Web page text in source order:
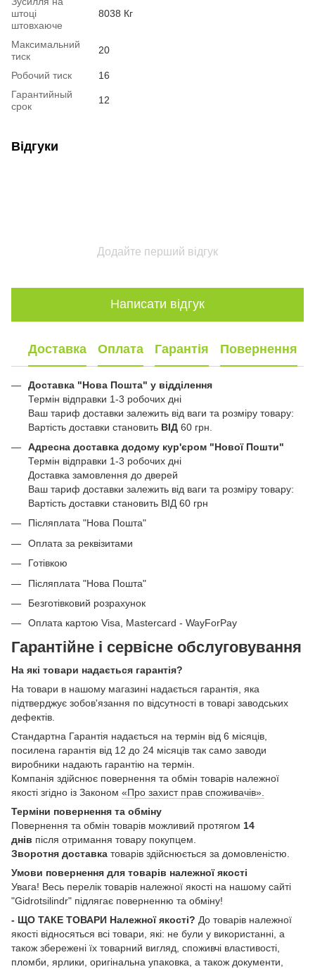
штоці
штовхаюче
8038 Кг
Максимальний
тиск
20
Робочий тиск
16
Гарантийный
срок
12
Відгуки
Додайте перший відгук
Написати відгук
Доставка Оплата Гарантія Повернення
Доставка "Нова Пошта" у відділення
Термін відправки 1-3 робочих дні
Ваш тариф доставки залежить від ваги та розміру товару:
Вартість доставки становить ВІД 60 грн.
Адресна доставка додому кур'єром "Нової Пошти"
Термін відправки 1-3 робочих дні
Доставка замовлення до дверей
Ваш тариф доставки залежить від ваги та розміру товару:
Вартість доставки становить ВІД 60 грн
Післяплата "Нова Пошта"
Оплата за реквізитами
Готівкою
Післяплата "Нова Пошта"
Безготівковий розрахунок
Оплата картою Visa, Mastercard - WayForPay
Гарантійне і сервісне обслуговування
На які товари надається гарантія?
На товари в нашому магазині надається гарантія, яка
підтверджує зобов'язання по відсутності в товарі заводських
дефектів.
Стандартна Гарантія надається на термін від 6 місяців,
посилена гарантія від 12 до 24 місяців так само заводи
виробники надають гарантію на термін.
Компанія здійснює повернення та обмін товарів належної
якості згідно із Законом «Про захист прав споживачів».
Терміни повернення та обміну
Повернення та обмін товарів можливий протягом 14
днів після отримання товару покупцем.
Зворотня доставка товарів здійснюється за домовленістю.
Умови повернення для товарів належної якості
Увага! Весь перелік товарів належної якості на нашому сайті
"Gidrotsilindr" підлягає поверненню та обміну!
- ЩО ТАКЕ ТОВАРИ Належної якості? До товарів належної
якості відносяться всі товари, які: не були у використанні, а
також збережені їх товарний вигляд, споживчі властивості,
пломби, ярлики, оригінальна упаковка, а також документи,